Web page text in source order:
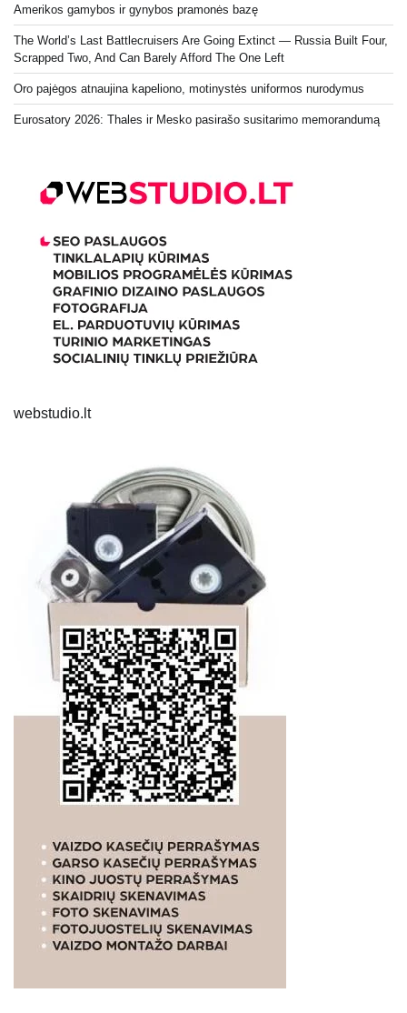
Amerikos gamybos ir gynybos pramonės bazę
The World’s Last Battlecruisers Are Going Extinct — Russia Built Four,
Scrapped Two, And Can Barely Afford The One Left
Oro pajėgos atnaujina kapeliono, motinystės uniformos nurodymus
Eurosatory 2026: Thales ir Mesko pasirašo susitarimo memorandumą
webstudio.lt